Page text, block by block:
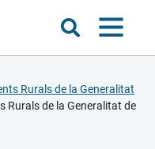
Rurals de la Generalitat
Rurals de la Generalitat de